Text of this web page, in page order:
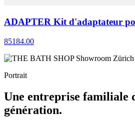
ADAPTER Kit d'adaptateur
85184.00
Portrait
Une entreprise familiale
génération.